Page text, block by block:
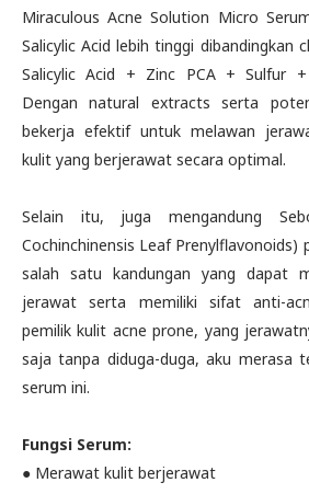
Miraculous Acne Solution Micro
Salicylic Acid lebih tinggi dibandingkan
Salicylic Acid + Zinc PCA + Sulfur
Dengan natural extracts serta
bekerja efektif untuk melawan
kulit yang berjerawat secara optimal.
Selain itu, juga mengandung
Cochinchinensis Leaf Prenylflavonoids)
salah satu kandungan yang dapat
jerawat serta memiliki sifat anti-
pemilik kulit acne prone, yang
saja tanpa diduga-duga, aku merasa
serum ini.
Fungsi Serum:
● Merawat kulit berjerawat